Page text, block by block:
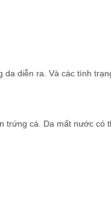
diễn ra. Và các tình
cá. Da mất nước có